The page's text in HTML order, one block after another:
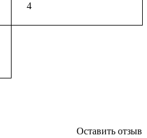
4
Оставить отзыв